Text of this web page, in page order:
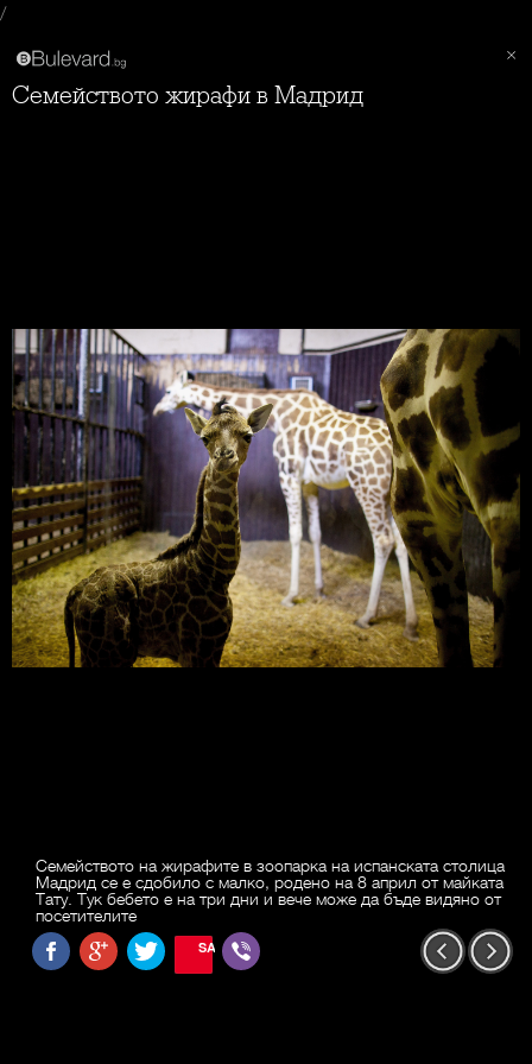
/
Семейството жирафи в Мадрид
Семейството на жирафите в зоопарка на испанската столица
Мадрид се е сдобило с малко, родено на 8 април от майката
Тату. Тук бебето е на три дни и вече може да бъде видяно от
посетителите
SAVE